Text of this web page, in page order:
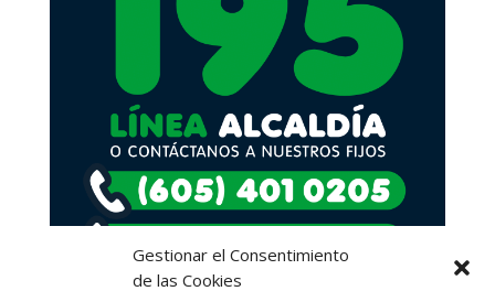
Gestionar el Consentimiento
de las Cookies